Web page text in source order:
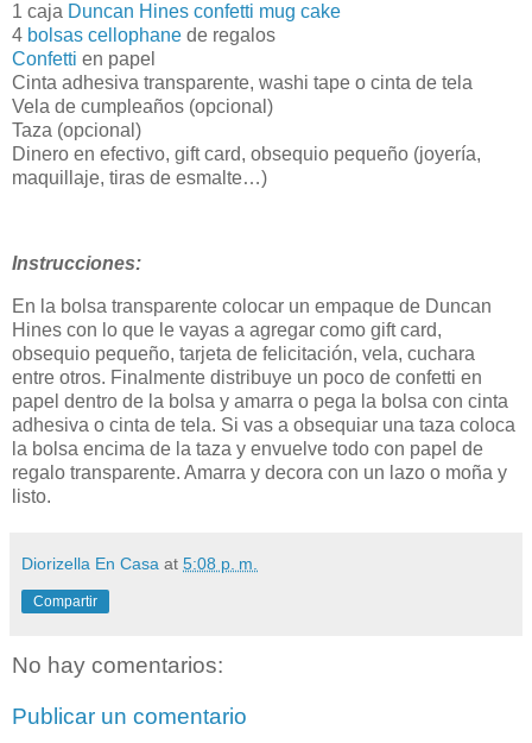
1 caja Duncan Hines confetti mug cake
4 bolsas cellophane de regalos
Confetti en papel
Cinta adhesiva transparente, washi tape o cinta de tela
Vela de cumpleaños (opcional)
Taza (opcional)
Dinero en efectivo, gift card, obsequio pequeño (joyería,
maquillaje, tiras de esmalte…)
Instrucciones:
En la bolsa transparente colocar un empaque de Duncan
Hines con lo que le vayas a agregar como gift card,
obsequio pequeño, tarjeta de felicitación, vela, cuchara
entre otros. Finalmente distribuye un poco de confetti en
papel dentro de la bolsa y amarra o pega la bolsa con cinta
adhesiva o cinta de tela. Si vas a obsequiar una taza coloca
la bolsa encima de la taza y envuelve todo con papel de
regalo transparente. Amarra y decora con un lazo o moña y
listo.
Diorizella En Casa at 5:08 p. m.
Compartir
No hay comentarios:
Publicar un comentario